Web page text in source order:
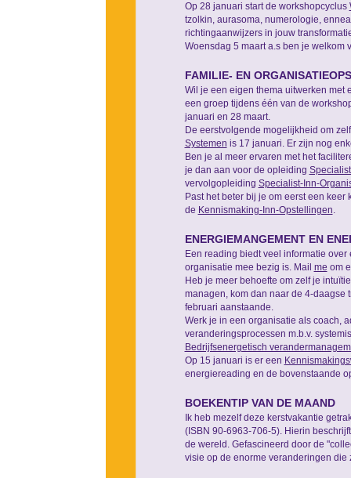
Op 28 januari start de workshopcyclus
tzolkin, aurasoma, numerologie,
richtingaanwijzers in jouw
Woensdag 5 maart a.s ben je welkom
FAMILIE- EN
Wil je een eigen thema uitwerken met
een groep tijdens één van de
januari en 28 maart.
De eerstvolgende mogelijkheid om
Systemen is 17 januari. Er zijn nog
Ben je al meer ervaren met het
je dan aan voor de opleiding
vervolgopleiding Specialist-Inn-
Past het beter bij je om eerst een
de Kennismaking-Inn-Opstellingen.
ENERGIEMANGEMENT EN
Een reading biedt veel informatie
organisatie mee bezig is. Mail me om
Heb je meer behoefte om zelf je
managen, kom dan naar de 4-daagse
februari aanstaande.
Werk je in een organisatie als coach,
veranderingsprocessen m.b.v.
Bedrijfsenergetisch
Op 15 januari is er een
energiereading en de bovenstaande
BOEKENTIP VAN DE MAAND
Ik heb mezelf deze kerstvakantie
(ISBN 90-6963-706-5). Hierin
de wereld. Gefascineerd door de
visie op de enorme veranderingen die